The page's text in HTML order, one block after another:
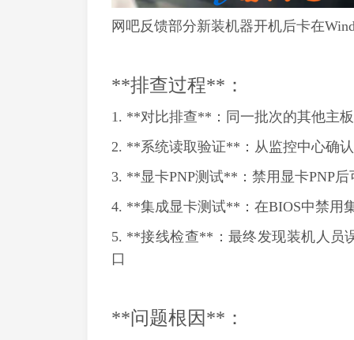
网吧反馈部分新装机器开机后卡在
**排查过程**：
1. **对比排查**：同一批次的其他主
2. **系统读取验证**：从监控中心确
3. **显卡PNP测试**：禁用显卡PNP
4. **集成显卡测试**：在BIOS中禁用
5. **接线检查**：最终发现装机人员
口
**问题根因**：